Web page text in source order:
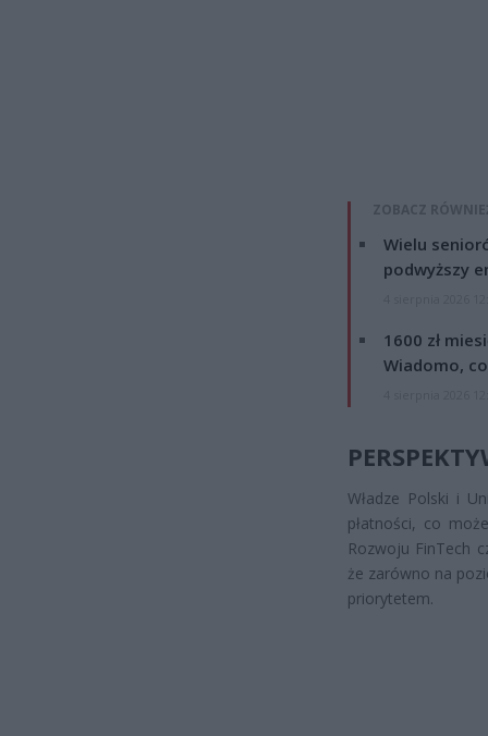
ZOBACZ
Wielu
podwyższy
1600 zł
Wiadomo,
Władze Polski i
płatności, co
Rozwoju FinTech
że zarówno na
priorytetem.